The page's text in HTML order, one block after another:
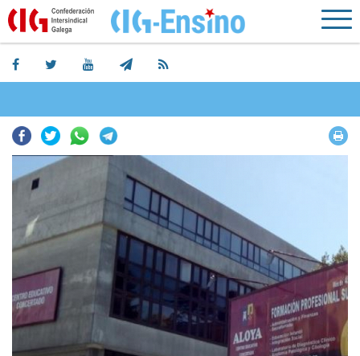
Facebook
TwitterWhatsapp